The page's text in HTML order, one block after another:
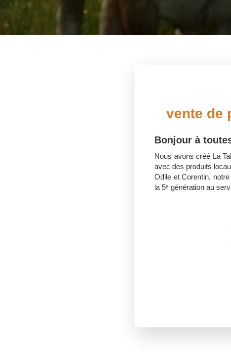
vente de
Bonjour à
Nous avons créé La
avec des produits
Odile et Corentin,
la 5ᵉ génération au